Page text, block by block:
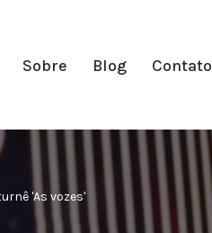
Sobre Blog Contato
'As vozes'